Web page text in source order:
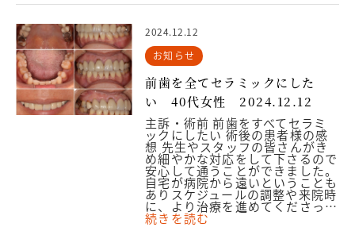
2024.12.12
お知らせ
前歯を全てセラミックにした
い 40代女性 2024.12.12
主訴・術前 前歯をすべてセラミ
ックにしたい 術後の患者様の感
想 先生やスタッフの皆さんがき
め細やかな対応をして下さるので
安心して通うことができました。
自宅が病院から遠いということも
ありスケジュールの調整や来院時
に、より治療を進めてくださっ…
続きを読む